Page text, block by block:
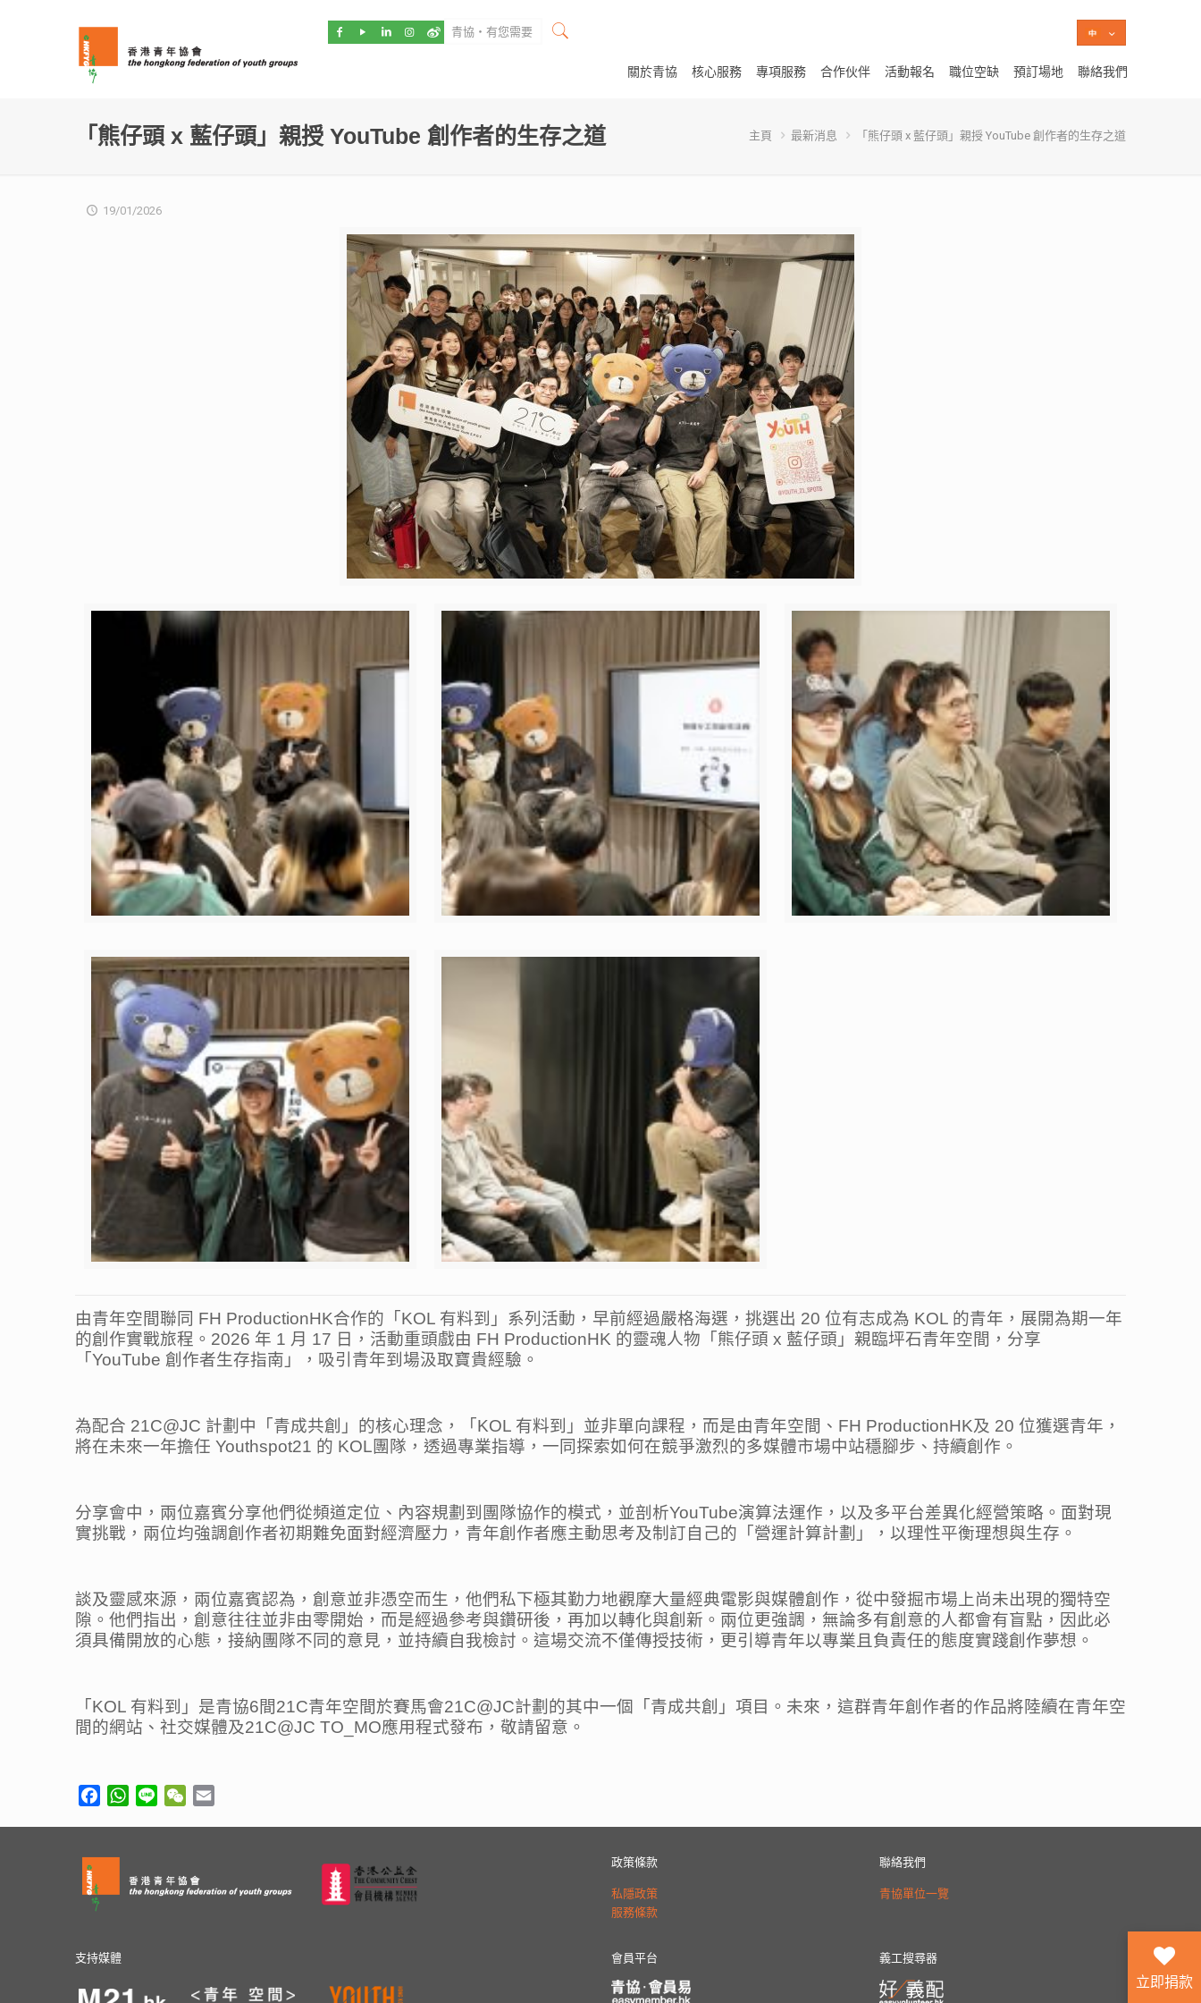
關於青協 核心服務 專項服務 合作伙伴 活動報名 職位空缺 預訂場地 聯絡我們
「熊仔頭 x 藍仔頭」親授 YouTube 創作者的生存之道 主頁 最新消息 「熊仔頭 x 藍仔頭」親授 YouTube 創作者的生存之道
19/01/2026
由青年空間聯同 FH ProductionHK合作的「KOL 有料到」系列活動，早前經過嚴格海選，挑選出 20 位有志成為 KOL 的青年，展開為期一年
的創作實戰旅程。2026 年 1 月 17 日，活動重頭戲由 FH ProductionHK 的靈魂人物「熊仔頭 x 藍仔頭」親臨坪石青年空間，分享
「YouTube 創作者生存指南」，吸引青年到場汲取寶貴經驗。
為配合 21C@JC 計劃中「青成共創」的核心理念，「KOL 有料到」並非單向課程，而是由青年空間、FH ProductionHK及 20 位獲選青年，
將在未來一年擔任 Youthspot21 的 KOL團隊，透過專業指導，一同探索如何在競爭激烈的多媒體市場中站穩腳步、持續創作。
分享會中，兩位嘉賓分享他們從頻道定位、內容規劃到團隊協作的模式，並剖析YouTube演算法運作，以及多平台差異化經營策略。面對現
實挑戰，兩位均強調創作者初期難免面對經濟壓力，青年創作者應主動思考及制訂自己的「營運計算計劃」，以理性平衡理想與生存。
談及靈感來源，兩位嘉賓認為，創意並非憑空而生，他們私下極其勤力地觀摩大量經典電影與媒體創作，從中發掘市場上尚未出現的獨特空
隙。他們指出，創意往往並非由零開始，而是經過參考與鑽研後，再加以轉化與創新。兩位更強調，無論多有創意的人都會有盲點，因此必
須具備開放的心態，接納團隊不同的意見，並持續自我檢討。這場交流不僅傳授技術，更引導青年以專業且負責任的態度實踐創作夢想。
「KOL 有料到」是青協6間21C青年空間於賽馬會21C@JC計劃的其中一個「青成共創」項目。未來，這群青年創作者的作品將陸續在青年空
間的網站、社交媒體及21C@JC TO_MO應用程式發布，敬請留意。
FacebookWhatsApp
Line WeChat
政策條款
私隱政策
服務條款
聯絡我們
青協單位一覽
支持媒體 會員平台 義工搜尋器
立即捐款